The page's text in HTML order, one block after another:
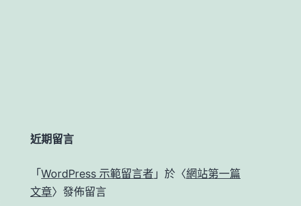
近期留言
「 WordPress 示範留言者 」於〈網站第一篇
文章〉發佈留言